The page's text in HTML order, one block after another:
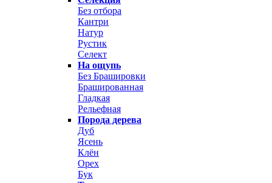
Без отбора
Кантри
Натур
Рустик
Селект
На ощупь
Без Брашировки
Брашированная
Гладкая
Рельефная
Порода дерева
Дуб
Ясень
Клён
Орех
Бук